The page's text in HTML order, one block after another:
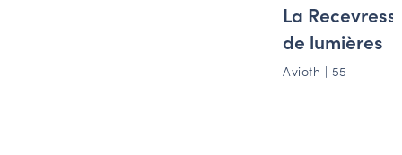
La
de lumières
Avioth | 55